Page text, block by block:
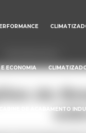
ECONOMIA
DE ACABAMENTO
do